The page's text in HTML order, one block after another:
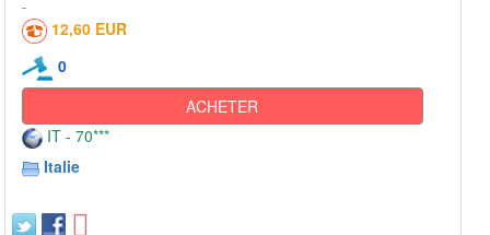
12,60 EUR
0
ACHETER
IT - 70***
Italie